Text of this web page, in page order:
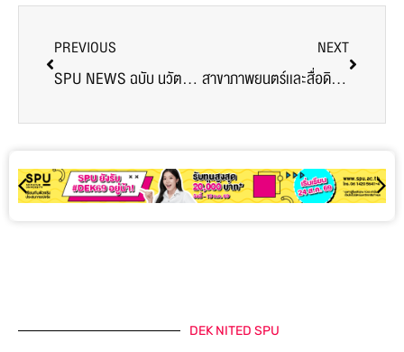
PREVIOUS
SPU NEWS ฉบับ นวัตกรรม : SPU Innovation Next Gen “คิดล้ำ ทำจริง”
NEXT
สาขาภาพยนตร์เเละสื่อดิจิทัล ม.ศรีปทุม ชวน นศ FD66 ชมภาพยนตร์เรื่อง โอมุคาเดะ พร้อม ProTalk เเบบ Exclusive ก่อนใครในสยามประเทศ !!!
DEK NITED SPU